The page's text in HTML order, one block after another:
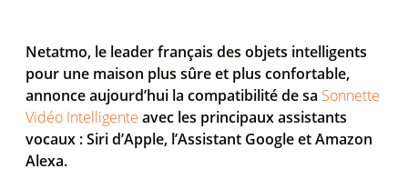
Netatmo, le leader français des objets intelligents
pour une maison plus sûre et plus confortable,
annonce aujourd’hui la compatibilité de sa Sonnette
Vidéo Intelligente avec les principaux assistants
vocaux : Siri d’Apple, l’Assistant Google et Amazon
Alexa.